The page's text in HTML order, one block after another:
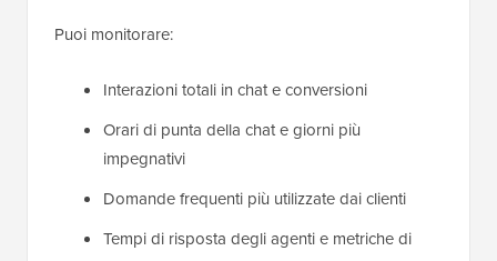
Puoi monitorare:
Interazioni totali in chat e conversioni
Orari di punta della chat e giorni più
impegnativi
Domande frequenti più utilizzate dai clienti
Tempi di risposta degli agenti e metriche di